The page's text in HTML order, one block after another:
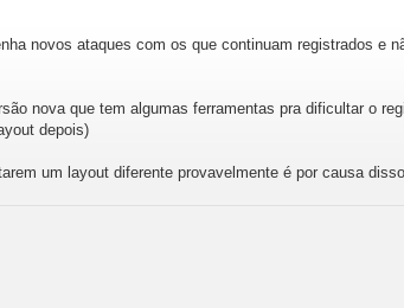
novos ataques com os que continuam registrados e
nova que tem algumas ferramentas pra dificultar o
depois)
um layout diferente provavelmente é por causa